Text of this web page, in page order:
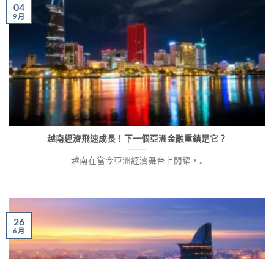
越南經濟飛速成長！下一個亞洲金融重鎮是它？
越南在當今亞洲經濟舞台上閃耀，..
04
9 月
26
6 月